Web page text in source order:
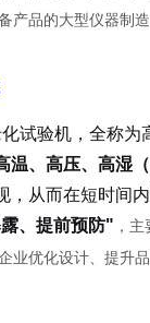
产品的大型仪器制
试验机，全称
温、高压、高湿
从而在短时间
、提前预防" ，
业优化设计、提升